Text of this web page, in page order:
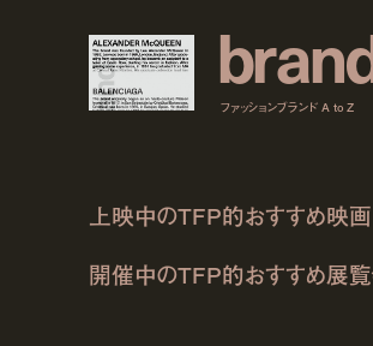
bran
ファッションブランド A to Z
上映中のTFP的おすすめ映画
開催中のTFP的おすすめ展